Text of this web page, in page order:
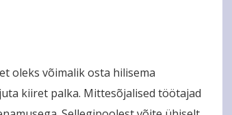
oleks võimalik osta hilisema
kiiret palka. Mittesõjalised töötajad